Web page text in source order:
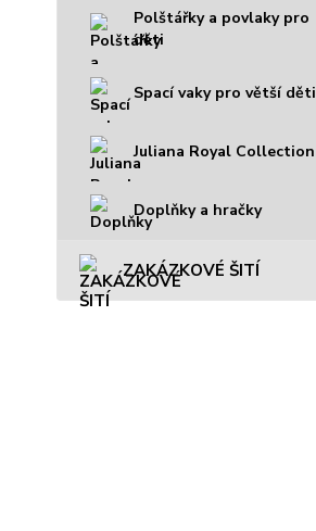
Polštářky a povlaky pro
děti
Spací vaky pro větší děti
Juliana Royal Collection
Doplňky a hračky
ZAKÁZKOVÉ ŠITÍ